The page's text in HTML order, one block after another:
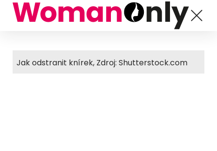
Jak odstranit knírek, Zdroj: Shutterstock.com